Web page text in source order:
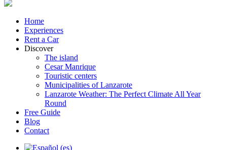
Home
Experiences
Rent a Car
Discover
The island
Cesar Manrique
Touristic centers
Municipalities of Lanzarote
Lanzarote Weather: The Perfect Climate All Year
Round
Free Guide
Blog
Contact